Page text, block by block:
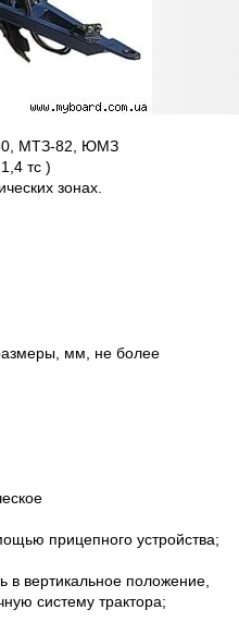
80, МТЗ-82, ЮМЗ
тс )
зонах.
мм, не более
прицепного устройства;
в вертикальное положение,
систему трактора;